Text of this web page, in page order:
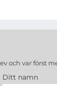
och var först
Ditt namn